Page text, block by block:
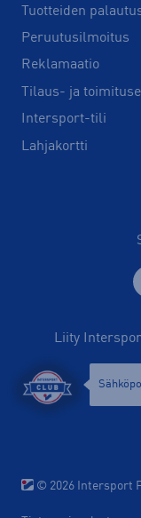
Tuotteiden
Peruutusilmoitus
Reklamaatio
Tilaus- ja
Intersport-tili
Lahjakortti
Liity
© 2026 Intersport